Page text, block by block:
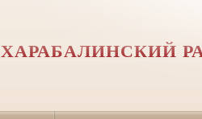
ХАРАБАЛИНСКИЙ